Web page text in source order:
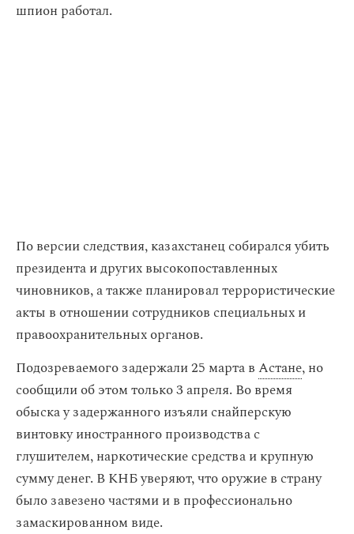
шпион работал.
По версии следствия, казахстанец собирался убить
президента и других высокопоставленных
чиновников, а также планировал террористические
акты в отношении сотрудников специальных и
правоохранительных органов.
Подозреваемого задержали 25 марта вАстане, но
сообщили об этом только 3 апреля. Во время
обыска у задержанного изъяли снайперскую
винтовку иностранного производства с
глушителем, наркотические средства и крупную
сумму денег. В КНБ уверяют, что оружие в страну
было завезено частями и в профессионально
замаскированном виде.